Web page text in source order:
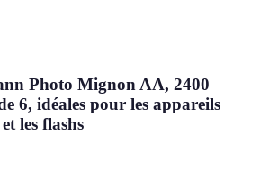
Photo Mignon AA, 2400
6, idéales pour les appareils
les flashs